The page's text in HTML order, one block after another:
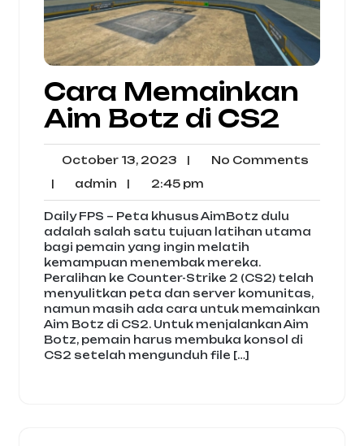
Cara Memainkan
Aim Botz di CS2
October 13, 2023 October
2023
| No CommentsNo
| admin admin
| 2:45 pm2:45
pm
Daily FPS – Peta khusus AimBotz dulu
adalah salah satu tujuan latihan utama
bagi pemain yang ingin melatih
kemampuan menembak mereka.
Peralihan ke Counter-Strike 2 (CS2) telah
menyulitkan peta dan server komunitas,
namun masih ada cara untuk memainkan
Aim Botz di CS2. Untuk menjalankan Aim
Botz, pemain harus membuka konsol di
CS2 setelah mengunduh file […]